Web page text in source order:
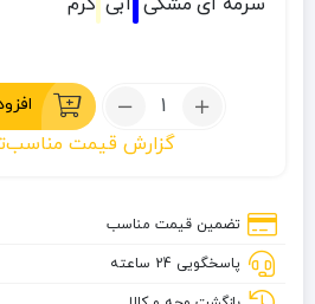
تعداد:
مشتی
سایز
S
گزارش قیمت
تضمین قیمت مناسب
پاسخگویی 24 ساعته